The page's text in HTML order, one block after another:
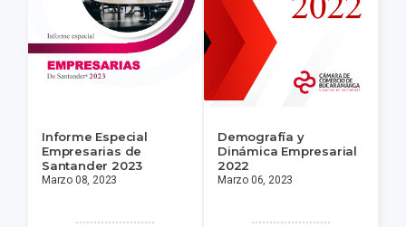
Informe Especial
Empresarias de
Santander 2023
Marzo 08, 2023
Demografía y
Dinámica Empresarial
2022
Marzo 06, 2023